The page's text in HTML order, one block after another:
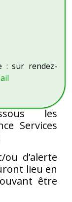
: sur rendez-
les
Services
d’alerte
lieu en
être